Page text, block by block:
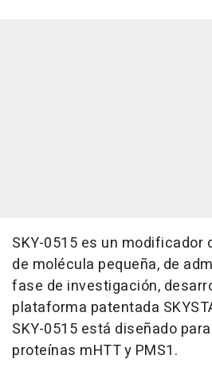
SKY-0515 es un modificador
de molécula pequeña, de
fase de investigación,
plataforma patentada
SKY-0515 está diseñado
proteínas mHTT y PMS1.